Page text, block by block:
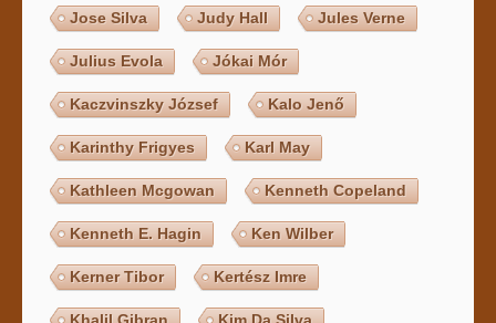
Jose Silva Judy Hall Jules Verne
Julius Evola Jókai Mór
Kaczvinszky József Kalo Jenő
Karinthy Frigyes Karl May
Kathleen Mcgowan Kenneth Copeland
Kenneth E. Hagin Ken Wilber
Kerner Tibor Kertész Imre